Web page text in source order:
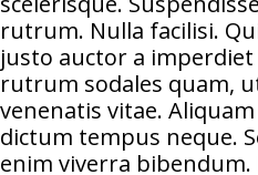
rutrum. Nulla facilisi.
justo auctor a
rutrum sodales quam,
venenatis vitae.
dictum tempus neque.
enim viverra